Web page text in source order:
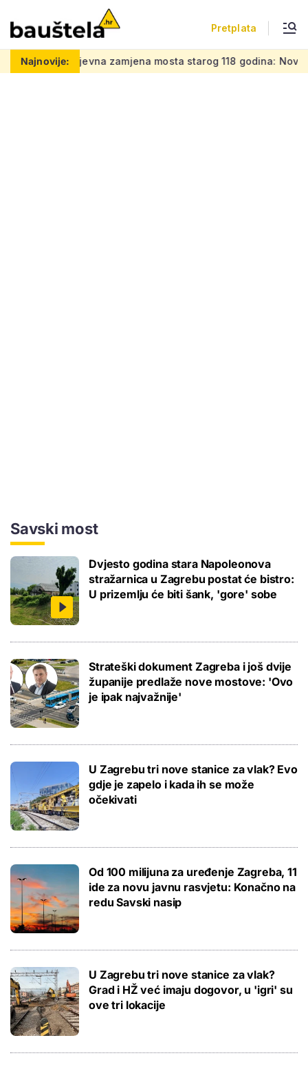
Pretplata
Najnovije:
Zahtjevna zamjena mosta starog 118 godina: Novi
Savski most
Dvjesto godina stara Napoleonova
stražarnica u Zagrebu postat će bistro:
U prizemlju će biti šank, 'gore' sobe
Strateški dokument Zagreba i još dvije
županije predlaže nove mostove: 'Ovo
je ipak najvažnije'
U Zagrebu tri nove stanice za vlak? Evo
gdje je zapelo i kada ih se može
očekivati
Od 100 milijuna za uređenje Zagreba, 11
ide za novu javnu rasvjetu: Konačno na
redu Savski nasip
U Zagrebu tri nove stanice za vlak?
Grad i HŽ već imaju dogovor, u 'igri' su
ove tri lokacije